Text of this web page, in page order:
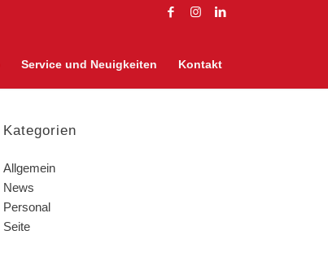
Service und Neuigkeiten Kontakt
Kategorien
Allgemein
News
Personal
Seite